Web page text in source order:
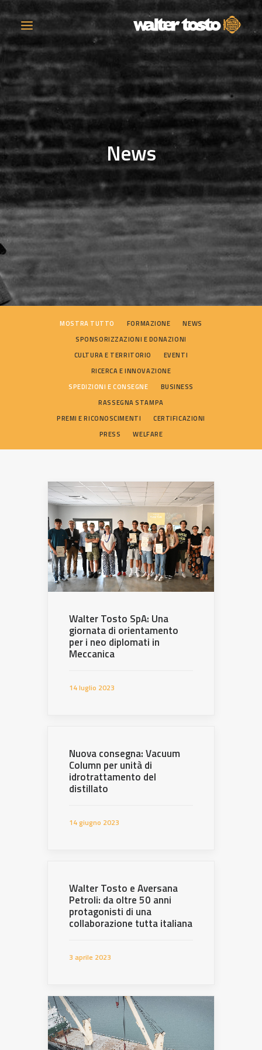
AZIENDA
PRODOTTI
ATTIVITÀ
CONTATTI
LAVORA CON NOI
NEWS
SEARCH
News
MOSTRA TUTTO FORMAZIONE
NEWS
SPONSORIZZAZIONI E DONAZIONI
CULTURA E TERRITORIO
EVENTI
RICERCA E INNOVAZIONE
SPEDIZIONI E CONSEGNE
BUSINESS
RASSEGNA STAMPA
PREMI E RICONOSCIMENTI
CERTIFICAZIONI
PRESS
WELFARE
Walter Tosto SpA: Una
giornata di orientamento
per i neo diplomati in
Meccanica
14 luglio 2023
Nuova consegna: Vacuum
Column per unità di
idrotrattamento del
distillato
14 giugno 2023
Walter Tosto e Aversana
Petroli: da oltre 50 anni
protagonisti di una
collaborazione tutta italiana
3 aprile 2023